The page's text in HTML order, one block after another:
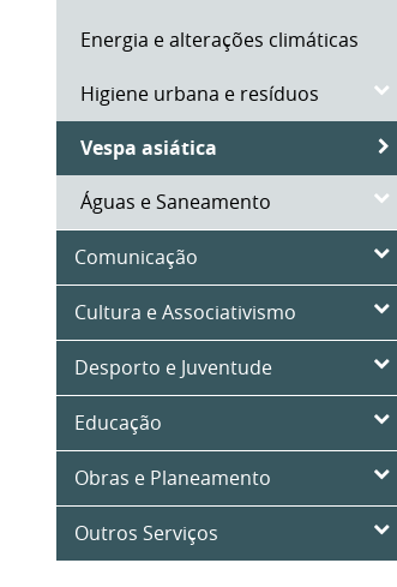
Energia e alterações climáticas
Higiene urbana e resíduos
Vespa asiática
Águas e Saneamento
Comunicação
Cultura e Associativismo
Desporto e Juventude
Educação
Obras e Planeamento
Outros Serviços